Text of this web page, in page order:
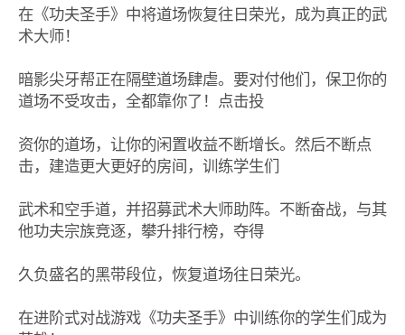
在《功夫圣手》中将道场恢复往日荣光，成为真正的武
术大师！
暗影尖牙帮正在隔壁道场肆虐。要对付他们，保卫你的
道场不受攻击，全都靠你了！点击投
资你的道场，让你的闲置收益不断增长。然后不断点
击，建造更大更好的房间，训练学生们
武术和空手道，并招募武术大师助阵。不断奋战，与其
他功夫宗族竞逐，攀升排行榜，夺得
久负盛名的黑带段位，恢复道场往日荣光。
在进阶式对战游戏《功夫圣手》中训练你的学生们成为